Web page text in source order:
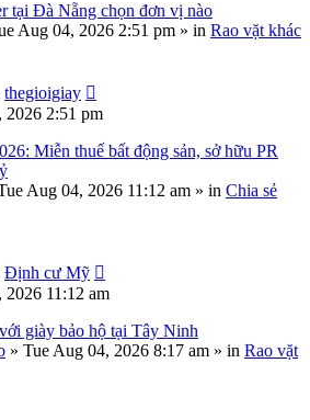
tại Đà Nẵng chọn đơn vị nào
Aug 04, 2026 2:51 pm » in Rao vặt khác
thegioigiay
2026 2:51 pm
Miễn thuế bất động sản, sở hữu PR
Aug 04, 2026 11:12 am » in Chia sẻ
Định cư Mỹ
2026 11:12 am
giày bảo hộ tại Tây Ninh
» Tue Aug 04, 2026 8:17 am » in Rao vặt